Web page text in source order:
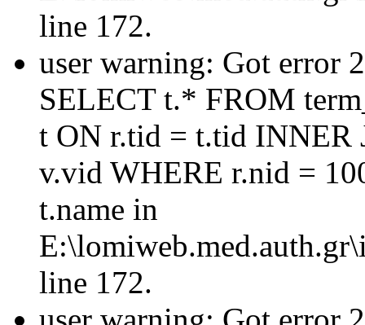
line 172.
user warning: Got error
SELECT t.* FROM
t ON r.tid = t.tid INNER
v.vid WHERE r.nid =
t.name in
line 172.